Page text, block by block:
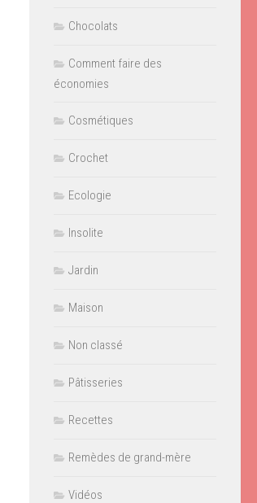
Chocolats
Comment faire des
économies
Cosmétiques
Crochet
Ecologie
Insolite
Jardin
Maison
Non classé
Pâtisseries
Recettes
Remèdes de grand-mère
Vidéos